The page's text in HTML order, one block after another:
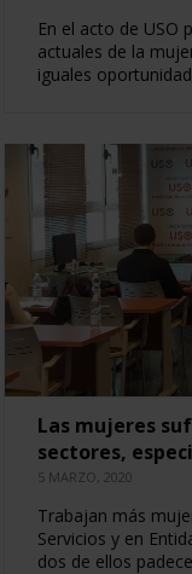
En el acto de USO
actuales de la
iguales
Las mujeres
sectores,
5 MARZO, 2020
Trabajan más
Servicios y en
dos de ellos